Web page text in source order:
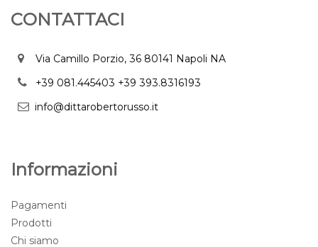
CONTATTACI
Via Camillo Porzio, 36 80141 Napoli NA
+39 081.445403 +39 393.8316193
info@dittarobertorusso.it
Informazioni
Pagamenti
Prodotti
Chi siamo